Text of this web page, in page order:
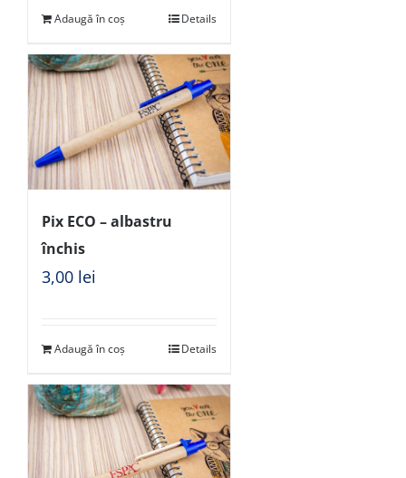
Adaugă în coș Details
Pix ECO – albastru
închis
3,00 lei
Adaugă în coș Details